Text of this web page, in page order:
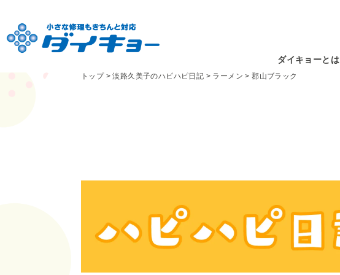
ダイキョーとは
トップ>淡路久美子のハピハピ日記 > ラーメン >郡山ブラック